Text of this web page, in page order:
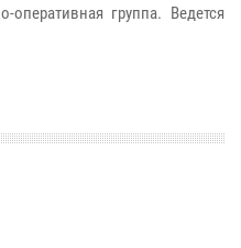
группа. Ведется